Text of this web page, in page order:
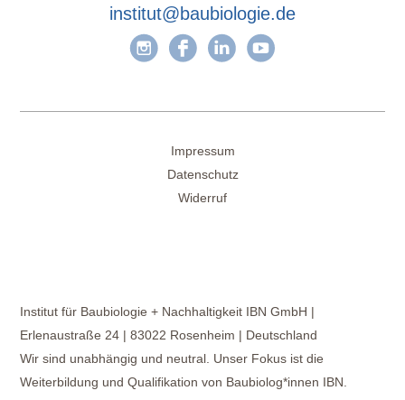
institut@baubiologie.de
Impressum
Datenschutz
Widerruf
Institut für Baubiologie + Nachhaltigkeit IBN GmbH |
Erlenaustraße 24 | 83022 Rosenheim | Deutschland
Wir sind unabhängig und neutral. Unser Fokus ist die
Weiterbildung und Qualifikation von Baubiolog*innen IBN.